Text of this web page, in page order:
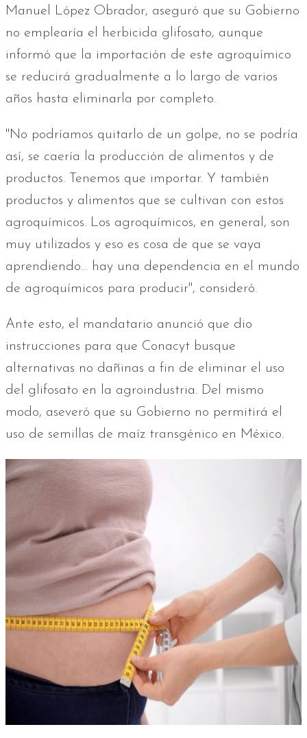
Manuel López Obrador, aseguró que su Gobierno
no emplearía el herbicida glifosato, aunque
informó que la importación de este agroquímico
se reducirá gradualmente a lo largo de varios
años hasta eliminarla por completo.
"No podríamos quitarlo de un golpe, no se podría
así, se caería la producción de alimentos y de
productos. Tenemos que importar. Y también
productos y alimentos que se cultivan con estos
agroquímicos. Los agroquímicos, en general, son
muy utilizados y eso es cosa de que se vaya
aprendiendo… hay una dependencia en el mundo
de agroquímicos para producir", consideró.
Ante esto, el mandatario anunció que dio
instrucciones para que Conacyt busque
alternativas no dañinas a fin de eliminar el uso
del glifosato en la agroindustria. Del mismo
modo, aseveró que su Gobierno no permitirá el
uso de semillas de maíz transgénico en México.